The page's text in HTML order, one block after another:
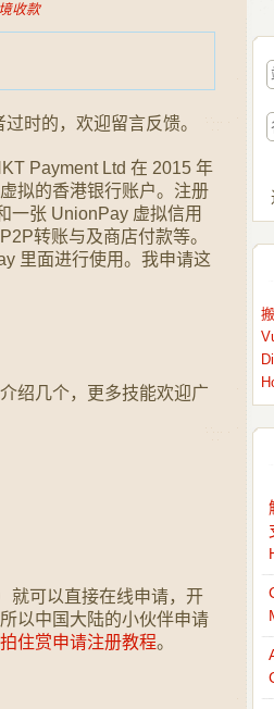
收款
时的，欢迎留言反馈。
Payment Ltd 在 2015 年
拟的香港银行账户。注册
一张 UnionPay 虚拟信用
转账与及商店付款等。
里面进行使用。我申请这
绍几个，更多技能欢迎广
就可以直接在线申请，开
以中国大陆的小伙伴申请
拍住赏申请注册教程。